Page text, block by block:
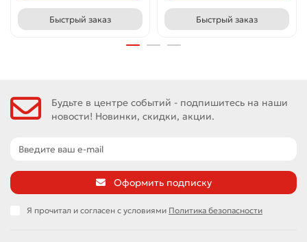
Быстрый заказ Быстрый заказ
Будьте в центре событий - подпишитесь на наши
новости! Новинки, скидки, акции.
Оформить подписку
Я прочитал и согласен с условиями Политика безопасности